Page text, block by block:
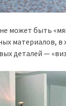
может быть
материалов,
деталей —